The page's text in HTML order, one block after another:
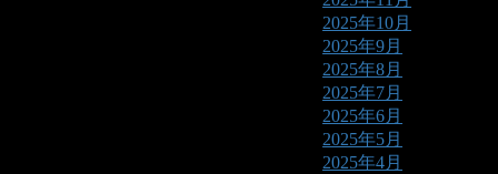
2025年10月
2025年9月
2025年8月
2025年7月
2025年6月
2025年5月
2025年4月